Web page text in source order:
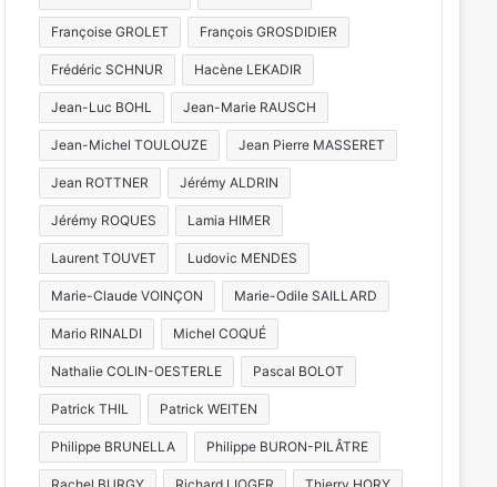
Françoise GROLET François GROSDIDIER
Frédéric SCHNUR Hacène LEKADIR
Jean-Luc BOHL Jean-Marie RAUSCH
Jean-Michel TOULOUZE Jean Pierre MASSERET
Jean ROTTNER Jérémy ALDRIN
Jérémy ROQUES Lamia HIMER
Laurent TOUVET Ludovic MENDES
Marie-Claude VOINÇON Marie-Odile SAILLARD
Mario RINALDI Michel COQUÉ
Nathalie COLIN-OESTERLE Pascal BOLOT
Patrick THIL Patrick WEITEN
Philippe BRUNELLA Philippe BURON-PILÂTRE